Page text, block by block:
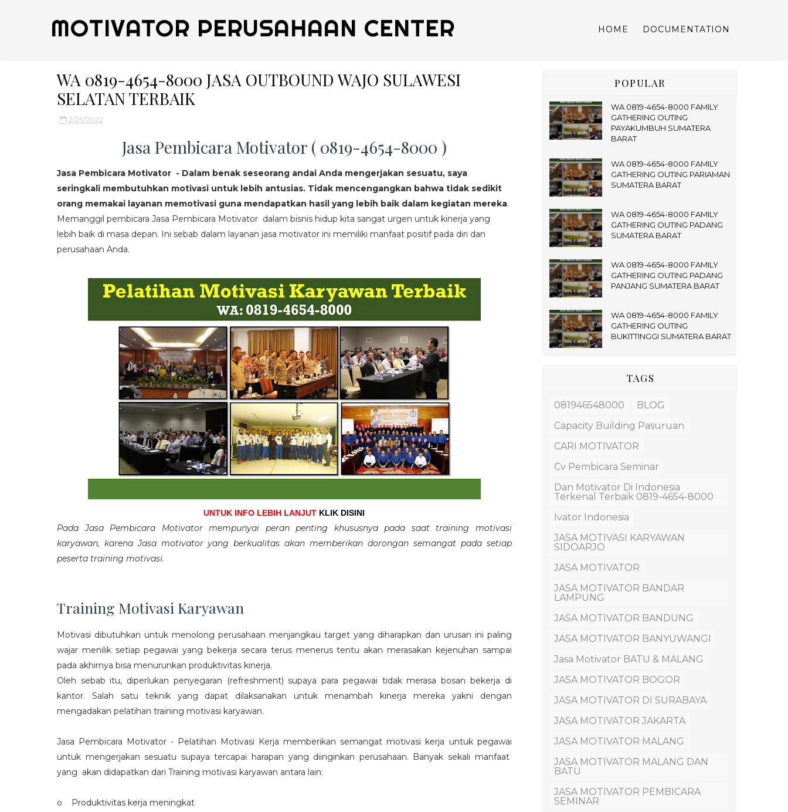
MOTIVATOR PERUSAHAAN CENTER HOME DOCUMENTATION
WA 0819-4654-8000 JASA OUTBOUND WAJO SULAWESI
SELATAN TERBAIK
2/25/2022
Jasa Pembicara Motivator ( 0819-4654-8000 )
Jasa Pembicara Motivator - Dalam benak seseorang andai Anda mengerjakan sesuatu, saya
seringkali membutuhkan motivasi untuk lebih antusias. Tidak mencengangkan bahwa tidak sedikit
orang memakai layanan memotivasi guna mendapatkan hasil yang lebih baik dalam kegiatan mereka.
Memanggil pembicara Jasa Pembicara Motivator dalam bisnis hidup kita sangat urgen untuk kinerja yang
lebih baik di masa depan. Ini sebab dalam layanan jasa motivator ini memiliki manfaat positif pada diri dan
perusahaan Anda.
UNTUK INFO LEBIH LANJUT KLIK DISINI
Pada Jasa Pembicara Motivator mempunyai peran penting khususnya pada saat training motivasi
karyawan, karena Jasa motivator yang berkualitas akan memberikan dorongan semangat pada setiap
peserta training motivasi.
Training Motivasi Karyawan
Motivasi dibutuhkan untuk menolong perusahaan menjangkau target yang diharapkan dan urusan ini paling
wajar menilik setiap pegawai yang bekerja secara terus menerus tentu akan merasakan kejenuhan sampai
pada akhirnya bisa menurunkan produktivitas kinerja.
Oleh sebab itu, diperlukan penyegaran (refreshment) supaya para pegawai tidak merasa bosan bekerja di
kantor. Salah satu teknik yang dapat dilaksanakan untuk menambah kinerja mereka yakni dengan
mengadakan pelatihan training motivasi karyawan.
Jasa Pembicara Motivator - Pelatihan Motivasi Kerja memberikan semangat motivasi kerja untuk pegawai
untuk mengerjakan sesuatu supaya tercapai harapan yang diinginkan perusahaan. Banyak sekali manfaat
yang akan didapatkan dari Training motivasi karyawan antara lain:
o Produktivitas kerja meningkat
POPULAR
WA 0819-4654-8000 FAMILY
GATHERING OUTING
PAYAKUMBUH SUMATERA
BARAT
WA 0819-4654-8000 FAMILY
GATHERING OUTING PARIAMAN
SUMATERA BARAT
WA 0819-4654-8000 FAMILY
GATHERING OUTING PADANG
SUMATERA BARAT
WA 0819-4654-8000 FAMILY
GATHERING OUTING PADANG
PANJANG SUMATERA BARAT
WA 0819-4654-8000 FAMILY
GATHERING OUTING
BUKITTINGGI SUMATERA BARAT
TAGS
081946548000
BLOG
Capacity Building Pasuruan
CARI MOTIVATOR
Cv Pembicara Seminar
Dan Motivator Di Indonesia
Terkenal Terbaik 0819-4654-8000
Ivator Indonesia
JASA MOTIVASI KARYAWAN
SIDOARJO
JASA MOTIVATOR
JASA MOTIVATOR BANDAR
LAMPUNG
JASA MOTIVATOR BANDUNG
JASA MOTIVATOR BANYUWANGI
Jasa Motivator BATU & MALANG
JASA MOTIVATOR BOGOR
JASA MOTIVATOR DI SURABAYA
JASA MOTIVATOR JAKARTA
JASA MOTIVATOR MALANG
JASA MOTIVATOR MALANG DAN
BATU
JASA MOTIVATOR PEMBICARA
SEMINAR